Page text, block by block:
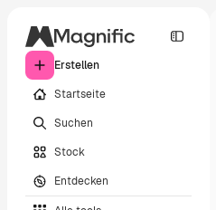
Erstellen
Startseite
Suchen
Stock
Entdecken